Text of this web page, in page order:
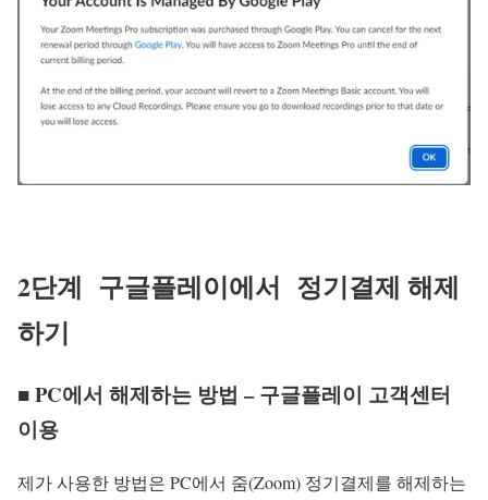
2단계 구글플레이에서 정기결제 해제
하기
■ PC에서 해제하는 방법 – 구글플레이 고객센터
이용
제가 사용한 방법은 PC에서 줌(Zoom) 정기결제를 해제하는